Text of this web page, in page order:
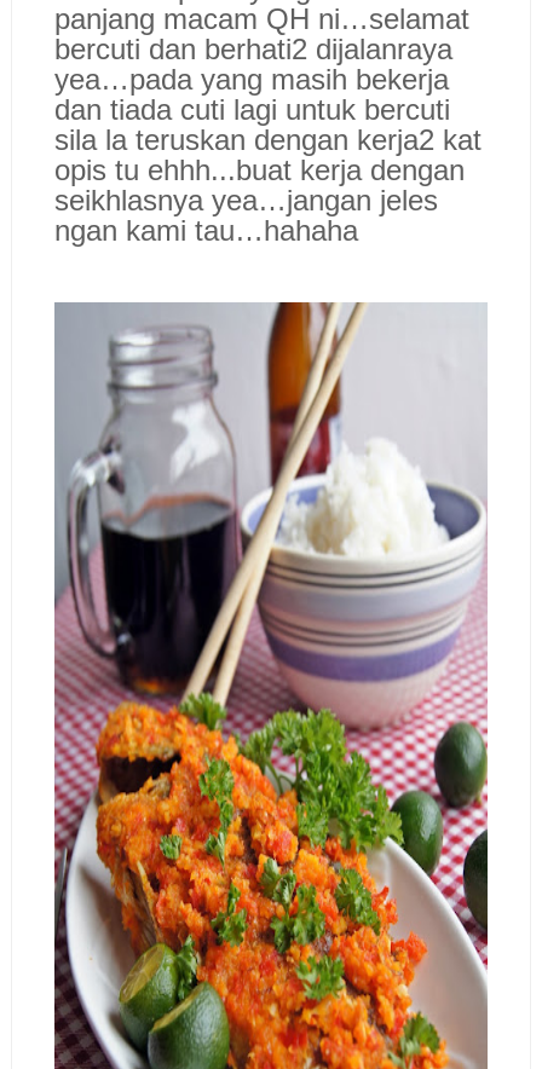
panjang macam QH ni…selamat
bercuti dan berhati2 dijalanraya
yea…pada yang masih bekerja
dan tiada cuti lagi untuk bercuti
sila la teruskan dengan kerja2 kat
opis tu ehhh...buat kerja dengan
seikhlasnya yea…jangan jeles
ngan kami tau…hahaha